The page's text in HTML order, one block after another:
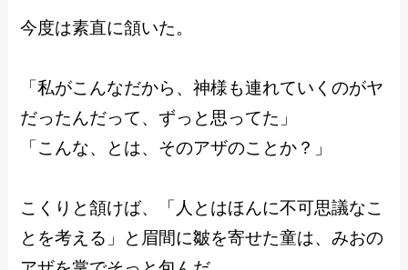
今度は素直に頷いた。
「私がこんなだから、神様も連れていくのがヤ
だったんだって、ずっと思ってた」
「こんな、とは、そのアザのことか？」
こくりと頷けば、「人とはほんに不可思議なこ
とを考える」と眉間に皺を寄せた童は、みおの